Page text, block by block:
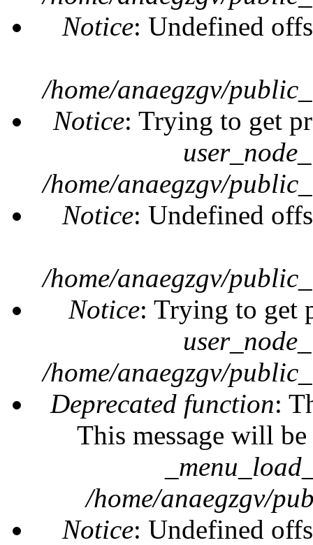
Notice: Undefined
/home/anaegzgv/
Notice: Trying to get
/home/anaegzgv/
Notice: Undefined
/home/anaegzgv/
Notice: Trying to get
/home/anaegzgv/
Deprecated function:
This message will
/home/anaegzgv/
Notice: Undefined